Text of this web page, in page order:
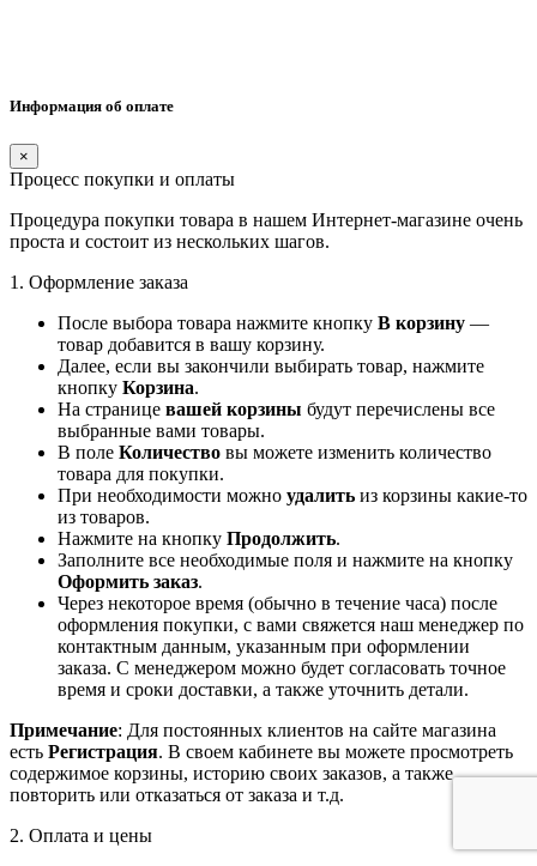
Информация об оплате
×
Процесс покупки и оплаты
Процедура покупки товара в нашем Интернет-магазине очень
проста и состоит из нескольких шагов.
1. Оформление заказа
После выбора товара нажмите кнопку В корзину —
товар добавится в вашу корзину.
Далее, если вы закончили выбирать товар, нажмите
кнопку Корзина.
На странице вашей корзины будут перечислены все
выбранные вами товары.
В поле Количество вы можете изменить количество
товара для покупки.
При необходимости можно удалить из корзины какие-то
из товаров.
Нажмите на кнопку Продолжить.
Заполните все необходимые поля и нажмите на кнопку
Оформить заказ.
Через некоторое время (обычно в течение часа) после
оформления покупки, с вами свяжется наш менеджер по
контактным данным, указанным при оформлении
заказа. С менеджером можно будет согласовать точное
время и сроки доставки, а также уточнить детали.
Примечание: Для постоянных клиентов на сайте магазина
есть Регистрация. В своем кабинете вы можете просмотреть
содержимое корзины, историю своих заказов, а также
повторить или отказаться от заказа и т.д.
2. Оплата и цены